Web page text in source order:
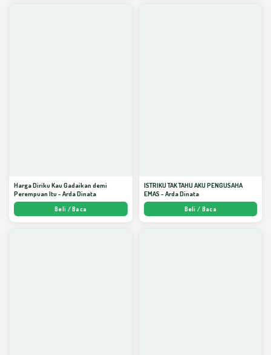
Harga Diriku Kau Gadaikan demi
Perempuan Itu - Arda Dinata
Beli / Baca
ISTRIKU TAK TAHU AKU PENGUSAHA
EMAS - Arda Dinata
Beli / Baca